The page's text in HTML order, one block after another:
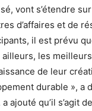
vont s’étendre
d’affaires et de
il est prévu
ailleurs, les
de leur
durable », a
ajouté qu’il s’agit